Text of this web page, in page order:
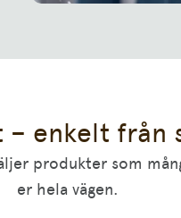
– enkelt från
produkter som
er hela vägen.